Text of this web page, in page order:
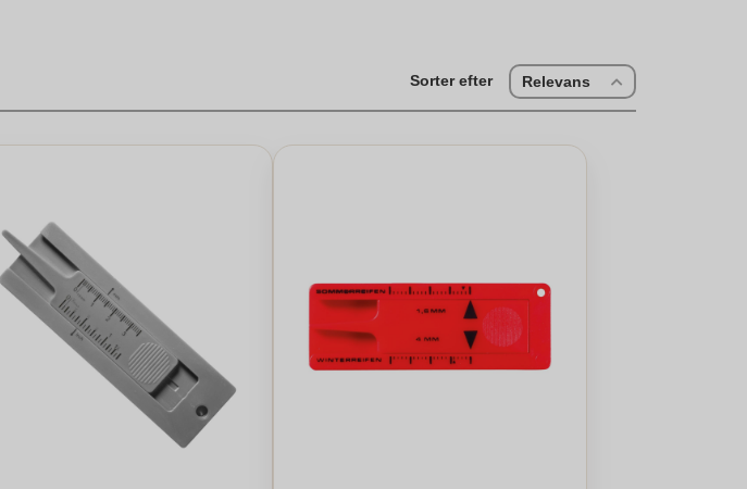
Sorter efter Relevans